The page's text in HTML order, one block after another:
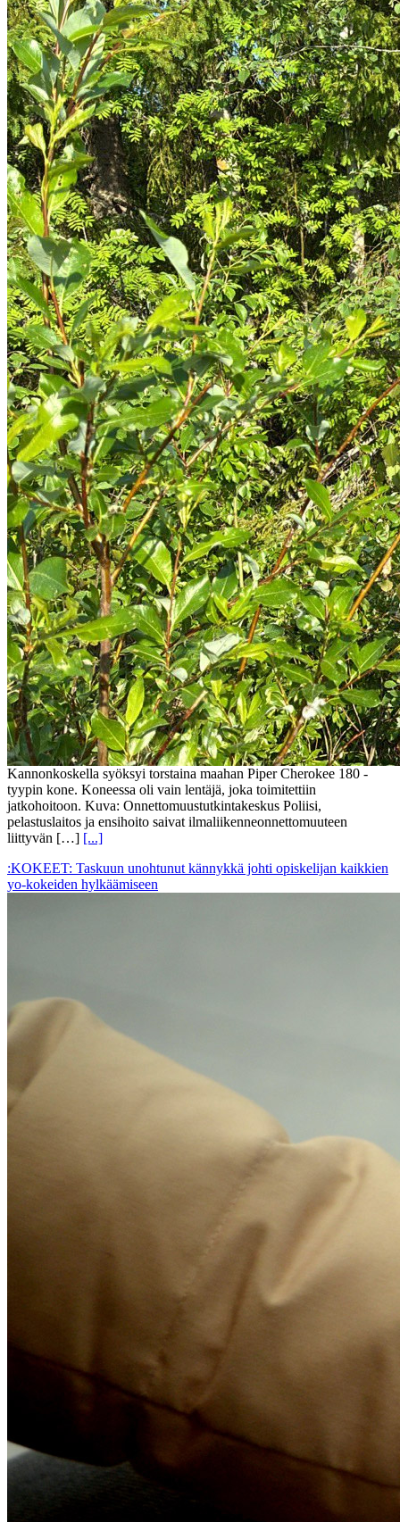
Kannonkoskella syöksyi torstaina maahan Piper Cherokee 180 -
tyypin kone. Koneessa oli vain lentäjä, joka toimitettiin
jatkohoitoon. Kuva: Onnettomuustutkintakeskus Poliisi,
pelastuslaitos ja ensihoito saivat ilmaliikenneonnettomuuteen
liittyvän […] [...]
:KOKEET: Taskuun unohtunut kännykkä johti opiskelijan kaikkien
yo-kokeiden hylkäämiseen